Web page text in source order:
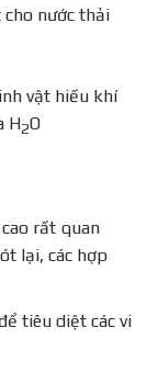
nước thải
vật hiếu khí
H2O
rất quan
lại, các hợp
tiêu diệt các vi